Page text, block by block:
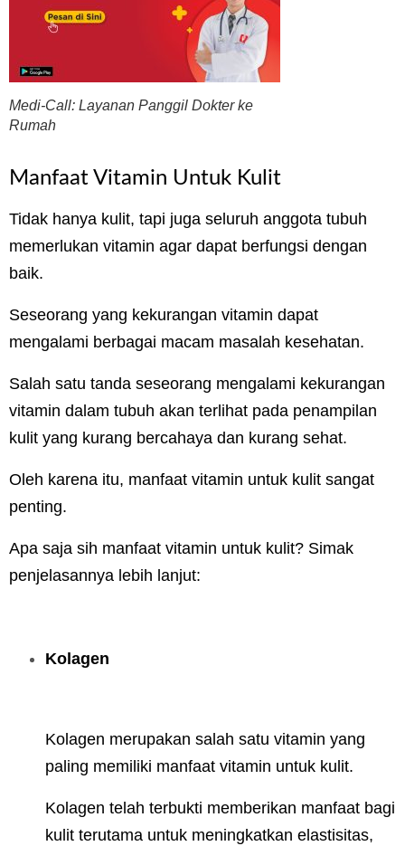
Medi-Call: Layanan Panggil Dokter ke
Rumah
Manfaat Vitamin Untuk Kulit
Tidak hanya kulit, tapi juga seluruh anggota tubuh
memerlukan vitamin agar dapat berfungsi dengan
baik.
Seseorang yang kekurangan vitamin dapat
mengalami berbagai macam masalah kesehatan.
Salah satu tanda seseorang mengalami kekurangan
vitamin dalam tubuh akan terlihat pada penampilan
kulit yang kurang bercahaya dan kurang sehat.
Oleh karena itu, manfaat vitamin untuk kulit sangat
penting.
Apa saja sih manfaat vitamin untuk kulit? Simak
penjelasannya lebih lanjut:
Kolagen
Kolagen merupakan salah satu vitamin yang
paling memiliki manfaat vitamin untuk kulit.
Kolagen telah terbukti memberikan manfaat bagi
kulit terutama untuk meningkatkan elastisitas,